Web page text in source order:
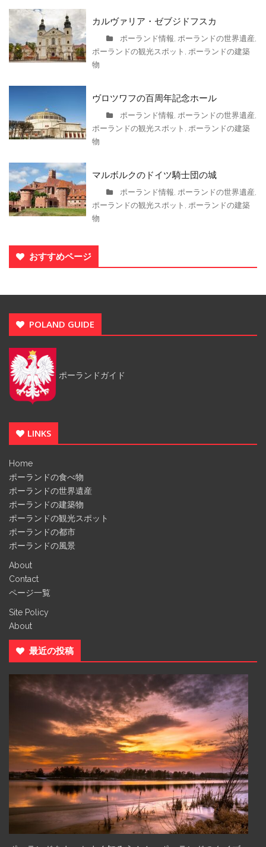
カルヴァリア・ゼブジドフスカ
ポーランド情報, ポーランドの世界遺産,
ポーランドの観光スポット , ポーランドの建築
物
ヴロツワフの百周年記念ホール
ポーランド情報, ポーランドの世界遺産,
ポーランドの観光スポット , ポーランドの建築
物
マルボルクのドイツ騎士団の城
ポーランド情報, ポーランドの世界遺産,
ポーランドの観光スポット , ポーランドの建築
物
おすすめページ
POLAND GUIDE
ポーランドガイド
LINKS
Home
ポーランドの食べ物
ポーランドの世界遺産
ポーランドの建築物
ポーランドの観光スポット
ポーランドの都市
ポーランドの風景
About
Contact
ページ一覧
Site Policy
About
最近の投稿